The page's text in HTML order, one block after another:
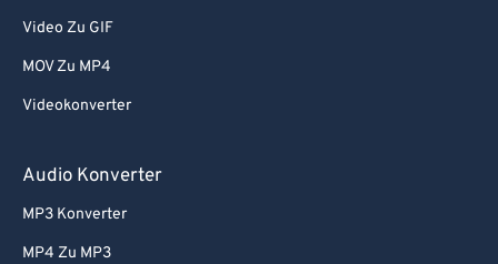
Video Zu GIF
MOV Zu MP4
Videokonverter
Audio Konverter
MP3 Konverter
MP4 Zu MP3